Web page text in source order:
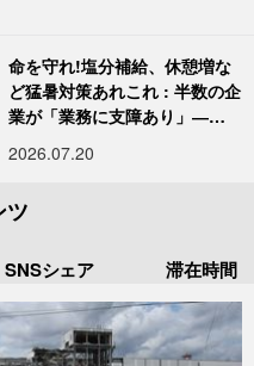
命を守れ!塩分補給、休憩増な
ど猛暑対策あれこれ : 半数の企
業が「業務に支障あり」―帝
2026.07.20
ツ
SNSシェア 滞在時間